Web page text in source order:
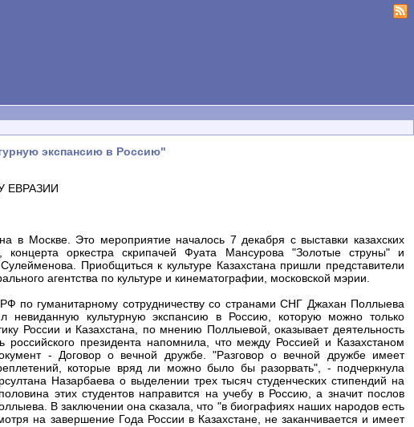
экспансию в Россию"
в Москве. Это мероприятие началось 7 декабря с выставки казахских
оркестра скрипачей Фуата Мансурова "Золотые струны" и
Приобщиться к культуре Казахстана пришли представители
агентства по культуре и кинематографии, московской мэрии.
по гуманитарному сотрудничеству со странами СНГ Джахан Поллыева
невиданную культурную экспансию в Россию, которую можно только
России и Казахстана, по мнению Поллыевой, оказывает деятельность
российского президента напомнила, что между Россией и Казахстаном
- Договор о вечной дружбе. "Разговор о вечной дружбе имеет
которые вряд ли можно было бы разорвать", - подчеркнула
Назарбаева о выделении трех тысяч студенческих стипендий на
этих студентов направится на учебу в Россию, а значит послов
В заключении она сказала, что "в биографиях наших народов есть
на завершение Года России в Казахстане, не заканчивается и имеет